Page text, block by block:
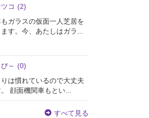
コ (2)
ガラスの仮面一人芝居を
す。今、あたしはガラ...
～ (0)
は慣れているので大丈夫
顔面機関車もとい...
すべて見る